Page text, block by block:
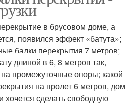
в брусовом доме, а
появился эффект «батута»;
балки перекрытия 7 метров;
длиной в 6, 8 метров так,
промежуточные опоры; какой
на пролет 6 метров, дом
хочется сделать свободную